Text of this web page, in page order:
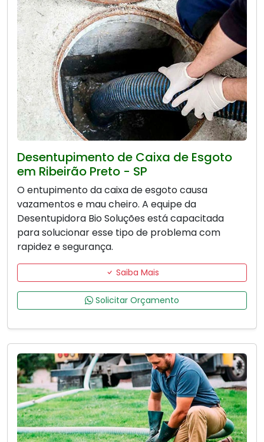
Desentupimento de Caixa de Esgoto
em Ribeirão Preto - SP
O entupimento da caixa de esgoto causa
vazamentos e mau cheiro. A equipe da
Desentupidora Bio Soluções está capacitada
para solucionar esse tipo de problema com
rapidez e segurança.
Saiba Mais
Solicitar Orçamento